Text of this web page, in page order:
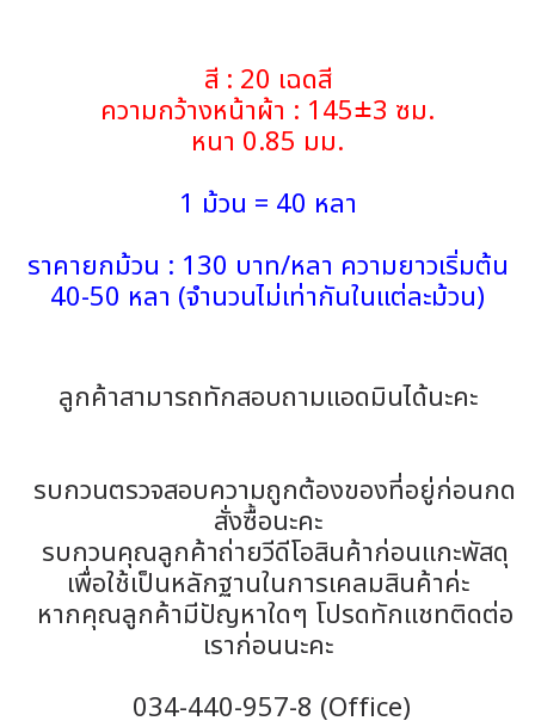
สี : 20 เฉดสี
ความกว้างหน้าผ้า : 145±3 ซม.
หนา 0.85 มม.
1 ม้วน = 40 หลา
ราคายกม้วน : 130 บาท/หลา ความยาวเริ่มต้น
40-50 หลา (จำนวนไม่เท่ากันในแต่ละม้วน)
ลูกค้าสามารถทักสอบถามแอดมินได้นะคะ
รบกวนตรวจสอบความถูกต้องของที่อยู่ก่อนกด
สั่งซื้อนะคะ
รบกวนคุณลูกค้าถ่ายวีดีโอสินค้าก่อนแกะพัสดุ
เพื่อใช้เป็นหลักฐานในการเคลมสินค้าค่ะ
หากคุณลูกค้ามีปัญหาใดๆ โปรดทักแชทติดต่อ
เราก่อนนะคะ
034-440-957-8 (Office)